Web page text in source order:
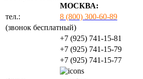
МОСКВА:
тел.:
8 (800) 300-60-89
(звонок бесплатный)
+7 (925) 741-15-81
+7 (925) 741-15-79
+7 (925) 741-15-77